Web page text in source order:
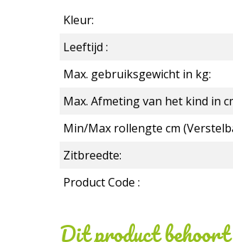
Kleur:
Leeftijd :
Max. gebruiksgewicht in kg:
Max. Afmeting van het kind in
Min/Max rollengte cm
Zitbreedte:
Product Code :
Dit product